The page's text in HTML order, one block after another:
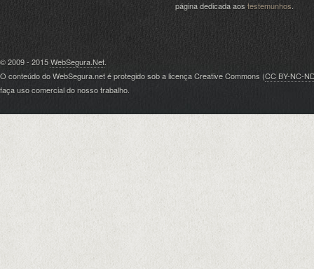
página dedicada aos testemunhos
© 2009 - 2015WebSegura.Net.
O conteúdo do WebSegura.net é protegido sob a licença Creative Commons (CC BY-NC-
faça uso comercial do nosso trabalho.